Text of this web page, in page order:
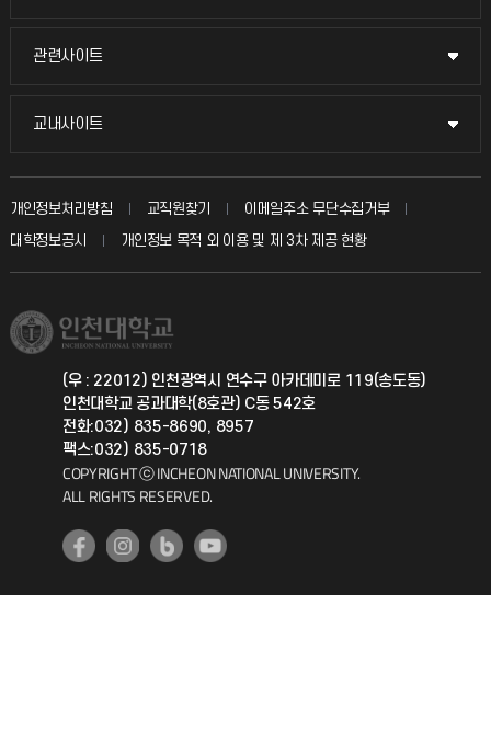
입학안내
취업정보(학생)
묻고 답하기
칭찬마당
학생서비스 지킴이
관련사이트
관련사이트
국방헬프콜
총동문회
교내사이트
교내사이트
교수회
교육혁신본부
국제지원과
공자아카데미
기초교육원
개인정보처리방침 교직원찾기
이메일주소 무단수집거부
대학정보공시
개인정보 목적 외 이용 및 제 3차 제공 현황
(우 : 22012) 인천광역시 연수구 아카데미로 119(송도동)
인천대학교 공과대학(8호관) C동 542호
전화:032) 835-8690, 8957
팩스:032) 835-0718
COPYRIGHT ⓒ INCHEON NATIONAL UNIVERSITY.
ALL RIGHTS RESERVED.